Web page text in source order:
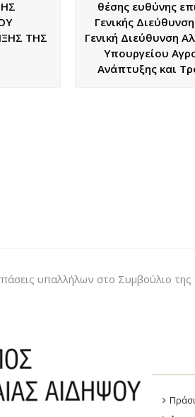
ΤΗΣ
θέσης ευθύνης
Γενικής
Γενική Διεύθυνση
Υπουργείου
Ανάπτυξης και
υπαλλήλων στο Συμβούλιο